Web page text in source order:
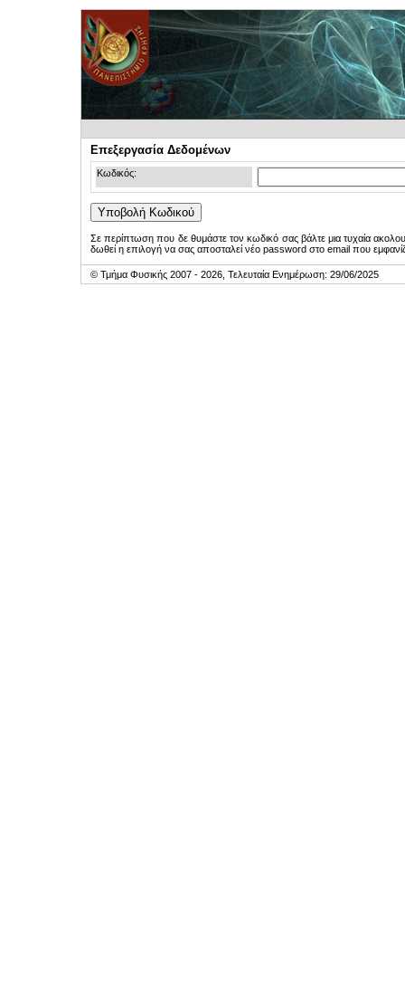
Επεξεργασία Δεδομένων
Κωδικός:
Σε περίπτωση που δε θυμάστε τον κωδικό σας βάλτε μια τυχαία
δωθεί η επιλογή να σας αποσταλεί νέο password στο email που
© Τμήμα Φυσικής 2007 - 2026, Τελευταία Ενημέρωση: 29/06/2025